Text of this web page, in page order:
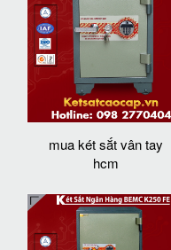
mua két sắt vân tay
hcm